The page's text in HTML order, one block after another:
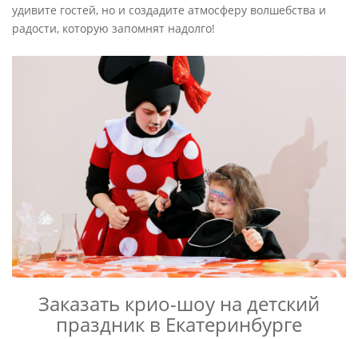
удивите гостей, но и создадите атмосферу волшебства и
радости, которую запомнят надолго!
Заказать крио-шоу на детский
праздник в Екатеринбурге